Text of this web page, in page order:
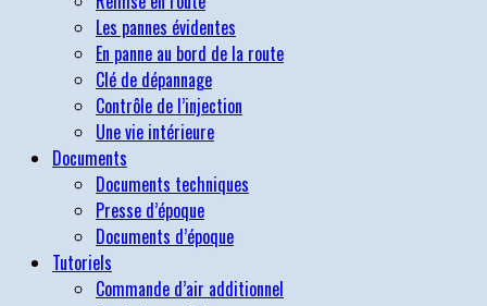
Les pannes évidentes
En panne au bord de la route
Clé de dépannage
Contrôle de l’injection
Une vie intérieure
Documents
Documents techniques
Presse d’époque
Documents d’époque
Tutoriels
Commande d’air additionnel